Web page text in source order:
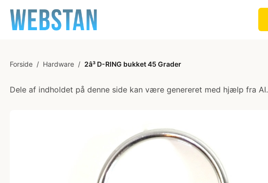
Forside / Hardware / 2â³ D-RING bukket 45 Grader
Dele af indholdet på denne side kan være genereret med hjælp fra AI.